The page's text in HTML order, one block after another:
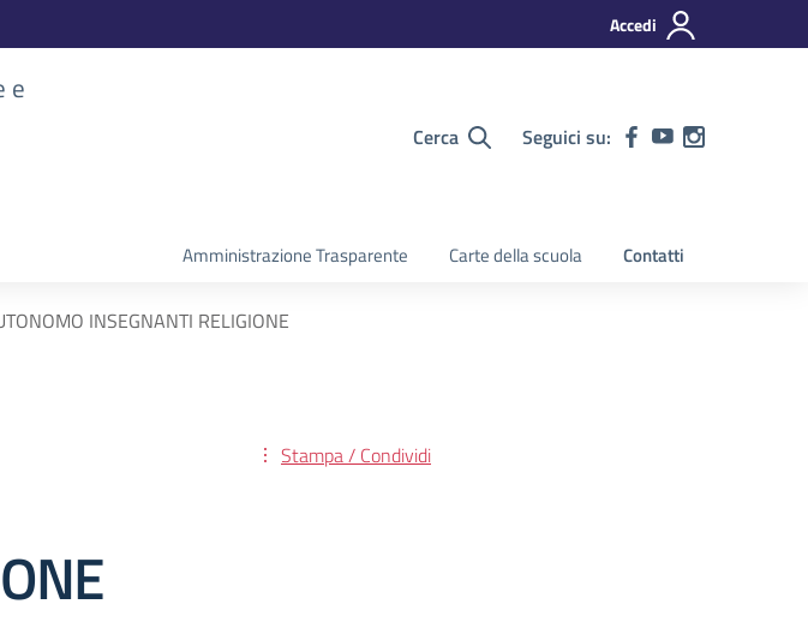
Accedi
e
Cerca Seguici su:
Amministrazione Trasparente Carte della scuola Contatti
INSEGNANTI RELIGIONE
Stampa / Condividi